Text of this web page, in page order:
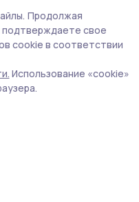
Продолжая
подтверждаете свое
cookie в соответствии
Использование «cookie»